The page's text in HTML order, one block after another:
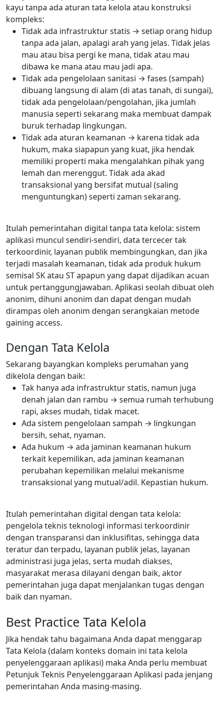
kayu tanpa ada aturan tata kelola atau konstruksi
kompleks:
Tidak ada infrastruktur statis → setiap orang hidup
tanpa ada jalan, apalagi arah yang jelas. Tidak jelas
mau atau bisa pergi ke mana, tidak atau mau
dibawa ke mana atau mau jadi apa.
Tidak ada pengelolaan sanitasi → fases (sampah)
dibuang langsung di alam (di atas tanah, di sungai),
tidak ada pengelolaan/pengolahan, jika jumlah
manusia seperti sekarang maka membuat dampak
buruk terhadap lingkungan.
Tidak ada aturan keamanan → karena tidak ada
hukum, maka siapapun yang kuat, jika hendak
memiliki properti maka mengalahkan pihak yang
lemah dan merenggut. Tidak ada akad
transaksional yang bersifat mutual (saling
menguntungkan) seperti zaman sekarang.
Itulah pemerintahan digital tanpa tata kelola: sistem
aplikasi muncul sendiri-sendiri, data tercecer tak
terkoordinir, layanan publik membingungkan, dan jika
terjadi masalah keamanan, tidak ada produk hukum
semisal SK atau ST apapun yang dapat dijadikan acuan
untuk pertanggungjawaban. Aplikasi seolah dibuat oleh
anonim, dihuni anonim dan dapat dengan mudah
dirampas oleh anonim dengan serangkaian metode
gaining access.
Dengan Tata Kelola
Sekarang bayangkan kompleks perumahan yang
dikelola dengan baik:
Tak hanya ada infrastruktur statis, namun juga
denah jalan dan rambu → semua rumah terhubung
rapi, akses mudah, tidak macet.
Ada sistem pengelolaan sampah → lingkungan
bersih, sehat, nyaman.
Ada hukum → ada jaminan keamanan hukum
terkait kepemilikan, ada jaminan keamanan
perubahan kepemilikan melalui mekanisme
transaksional yang mutual/adil. Kepastian hukum.
Itulah pemerintahan digital dengan tata kelola:
pengelola teknis teknologi informasi terkoordinir
dengan transparansi dan inklusifitas, sehingga data
teratur dan terpadu, layanan publik jelas, layanan
administrasi juga jelas, serta mudah diakses,
masyarakat merasa dilayani dengan baik, aktor
pemerintahan juga dapat menjalankan tugas dengan
baik dan nyaman.
Best Practice Tata Kelola
Jika hendak tahu bagaimana Anda dapat menggarap
Tata Kelola (dalam konteks domain ini tata kelola
penyelenggaraan aplikasi) maka Anda perlu membuat
Petunjuk Teknis Penyelenggaraan Aplikasi pada jenjang
pemerintahan Anda masing-masing.